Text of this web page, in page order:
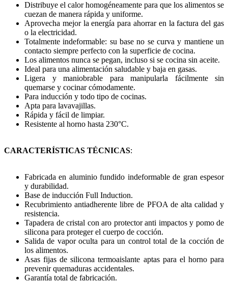
Distribuye el calor homogéneamente para que los alimentos se
cuezan de manera rápida y uniforme.
Aprovecha mejor la energía para ahorrar en la factura del gas
o la electricidad.
Totalmente indeformable: su base no se curva y mantiene un
contacto siempre perfecto con la superficie de cocina.
Los alimentos nunca se pegan, incluso si se cocina sin aceite.
Ideal para una alimentación saludable y baja en gasas.
Ligera y maniobrable para manipularla fácilmente sin
quemarse y cocinar cómodamente.
Para inducción y todo tipo de cocinas.
Apta para lavavajillas.
Rápida y fácil de limpiar.
Resistente al horno hasta 230°C.
CARACTERÍSTICAS TÉCNICAS:
Fabricada en aluminio fundido indeformable de gran espesor
y durabilidad.
Base de inducción Full Induction.
Recubrimiento antiadherente libre de PFOA de alta calidad y
resistencia.
Tapadera de cristal con aro protector anti impactos y pomo de
silicona para proteger el cuerpo de cocción.
Salida de vapor oculta para un control total de la cocción de
los alimentos.
Asas fijas de silicona termoaislante aptas para el horno para
prevenir quemaduras accidentales.
Garantía total de fabricación.